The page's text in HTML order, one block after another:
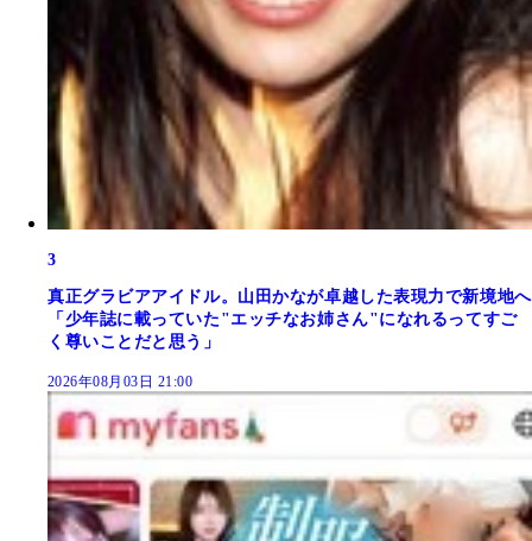
3
真正グラビアアイドル。山田かなが卓越した表現力で新境地へ
「少年誌に載っていた"エッチなお姉さん"になれるってすご
く尊いことだと思う」
2026年08月03日 21:00